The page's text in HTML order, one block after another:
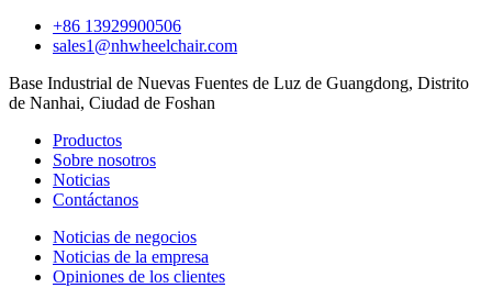
+86 13929900506
sales1@nhwheelchair.com
Base Industrial de Nuevas Fuentes de Luz de Guangdong, Distrito
de Nanhai, Ciudad de Foshan
Productos
Sobre nosotros
Noticias
Contáctanos
Noticias de negocios
Noticias de la empresa
Opiniones de los clientes